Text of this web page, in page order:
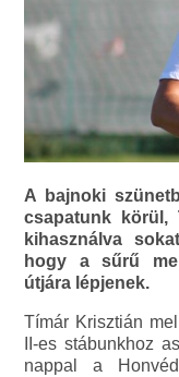
A bajnoki
csapatunk körül,
kihasználva
hogy a sűrű
útjára lépjenek.
Tímár Krisztián
II-es stábunkhoz
nappal a